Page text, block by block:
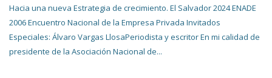
Hacia una nueva Estrategia de crecimiento. El Salvador 2024 ENADE
2006 Encuentro Nacional de la Empresa Privada Invitados
Especiales: Álvaro Vargas LlosaPeriodista y escritor En mi calidad de
presidente de la Asociación Nacional de...